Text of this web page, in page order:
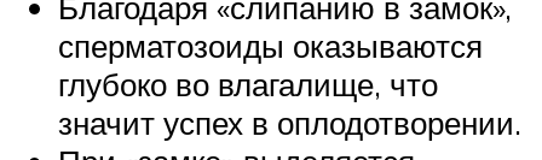
Благодаря «слипанию в замок»,
сперматозоиды оказываются
глубоко во влагалище, что
значит успех в оплодотворении.